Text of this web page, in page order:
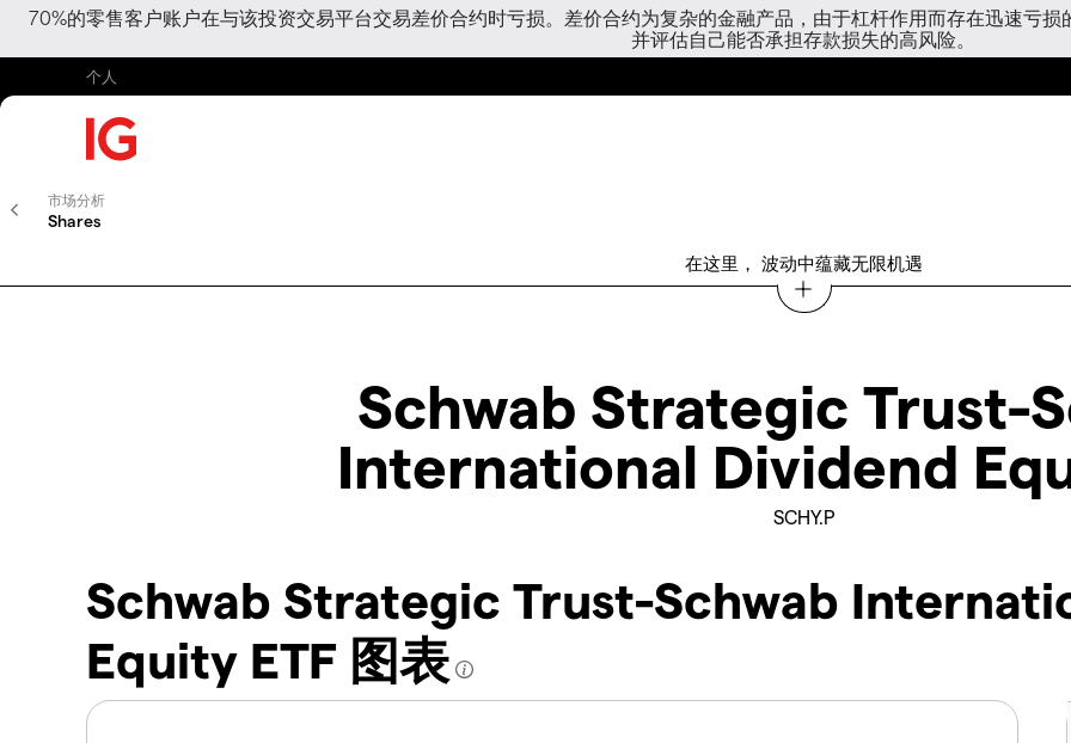
70%的零售客户账户在与该投资交易平台交易差价合约时亏损。差价合约为复杂的金融产品，由于杠杆作用而存在迅速亏
并评估自己能否承担存款损失的高风险。
个人
市场分析
Shares
在这里， 波动中蕴藏无限机遇
Schwab Strategic Trust-
International Dividend
SCHY.P
Schwab Strategic Trust-Schwab
Equity ETF 图表